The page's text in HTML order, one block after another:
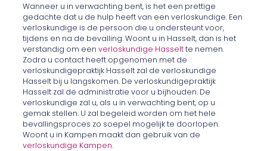
Wanneer u in verwachting bent, is het een prettige
gedachte dat u de hulp heeft van een verloskundige. Een
verloskundige is de persoon die u ondersteunt voor,
tijdens en na de bevalling. Woont u in Hasselt, dan is het
verstandig om eenverloskundige Hasseltte nemen.
Zodra u contact heeft opgenomen met de
verloskundigepraktijk Hasselt zal de verloskundige
Hasselt bij u langskomen. De verloskundigepraktijk
Hasselt zal de administratie voor u bijhouden. De
verloskundige zal u, als u in verwachting bent, op u
gemak stellen. U zal begeleid worden om het hele
bevallingsproces zo soepel mogelijk te doorlopen.
Woont u in Kampen maakt dan gebruik van de
verloskundige Kampen.